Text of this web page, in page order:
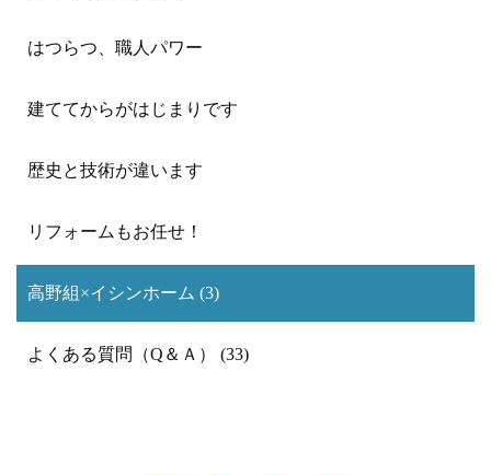
はつらつ、職人パワー
建ててからがはじまりです
歴史と技術が違います
リフォームもお任せ！
高野組×イシンホーム (3)
よくある質問（Q＆Ａ） (33)